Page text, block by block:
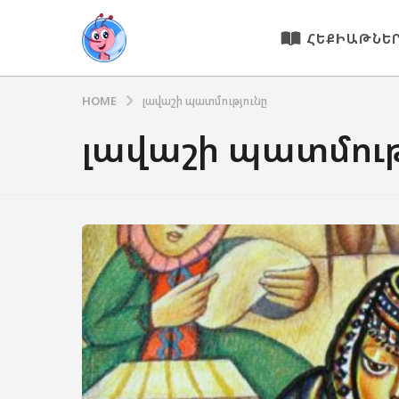
ՀԵՔԻԱԹՆԵՐ
HOME լավաշի պատմությունը
լավաշի